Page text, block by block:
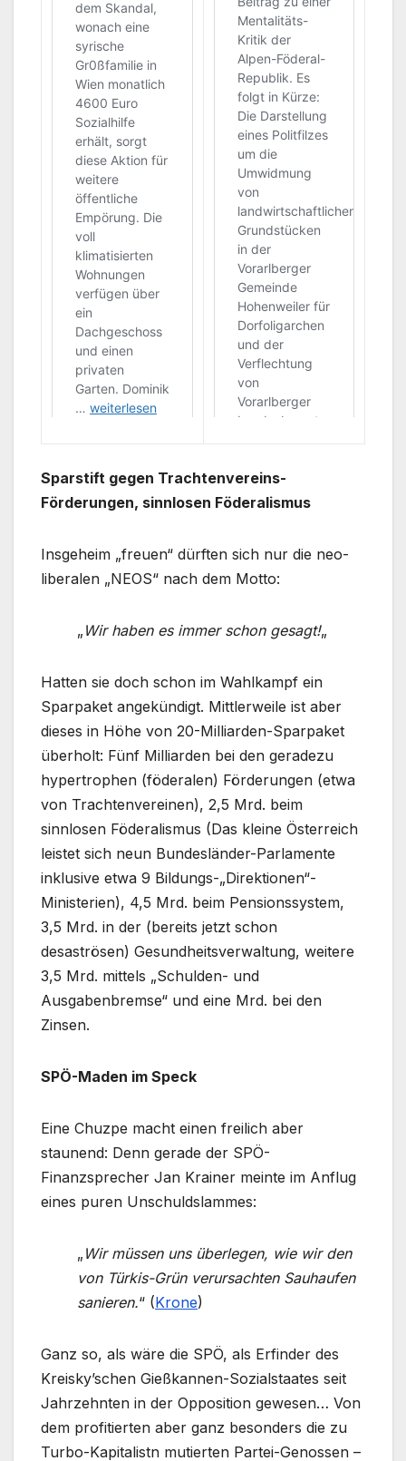
Sparstift gegen Trachtenvereins-
Förderungen, sinnlosen Föderalismus
Insgeheim „freuen“ dürften sich nur die neo-
liberalen „NEOS“ nach dem Motto:
„ Wir haben es immer schon gesagt!„
Hatten sie doch schon im Wahlkampf ein
Sparpaket angekündigt. Mittlerweile ist aber
dieses in Höhe von 20-Milliarden-Sparpaket
überholt: Fünf Milliarden bei den geradezu
hypertrophen (föderalen) Förderungen (etwa
von Trachtenvereinen), 2,5 Mrd. beim
sinnlosen Föderalismus (Das kleine Österreich
leistet sich neun Bundesländer-Parlamente
inklusive etwa 9 Bildungs-„Direktionen“-
Ministerien), 4,5 Mrd. beim Pensionssystem,
3,5 Mrd. in der (bereits jetzt schon
desaströsen) Gesundheitsverwaltung, weitere
3,5 Mrd. mittels „Schulden- und
Ausgabenbremse“ und eine Mrd. bei den
Zinsen.
SPÖ-Maden im Speck
Eine Chuzpe macht einen freilich aber
staunend: Denn gerade der SPÖ-
Finanzsprecher Jan Krainer meinte im Anflug
eines puren Unschuldslammes:
„ Wir müssen uns überlegen, wie wir den
von Türkis-Grün verursachten Sauhaufen
sanieren.“ (Krone)
Ganz so, als wäre die SPÖ, als Erfinder des
Kreisky’schen Gießkannen-Sozialstaates seit
Jahrzehnten in der Opposition gewesen… Von
dem profitierten aber ganz besonders die zu
Turbo-Kapitalistn mutierten Partei-Genossen –